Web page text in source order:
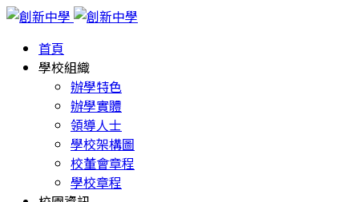
首頁
學校組織
辦學特色
辦學實體
領導人士
學校架構圖
校董會章程
學校章程